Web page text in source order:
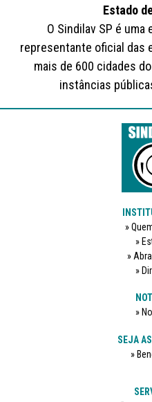
Estado
O Sindilav SP é
representante oficial das
mais de 600 cidades
instâncias
SEJA